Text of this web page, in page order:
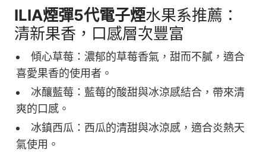
ILIA煙彈5代電子煙水果系推薦：
清新果香，口感層次豐富
傾心草莓：濃郁的草莓香氣，甜而不膩，適合
喜愛果香的使用者。
冰釀藍莓：藍莓的酸甜與冰涼感結合，帶來清
爽的口感。
冰鎮西瓜：西瓜的清甜與冰涼感，適合炎熱天
氣使用。